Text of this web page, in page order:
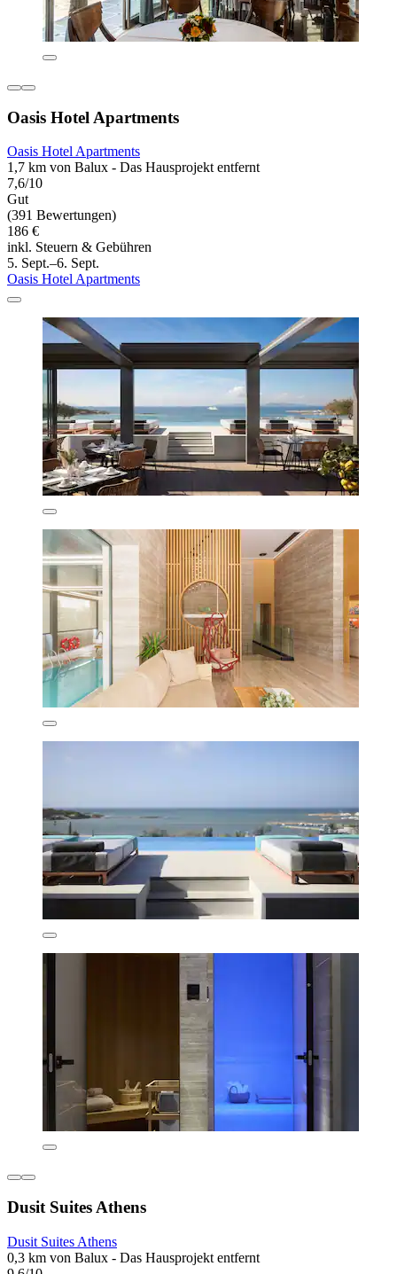
Oasis Hotel Apartments
Oasis Hotel Apartments
1,7 km von Balux - Das Hausprojekt entfernt
7,6/10
Gut
(391 Bewertungen)
186 €
inkl. Steuern & Gebühren
5. Sept.–6. Sept.
Oasis Hotel Apartments
Dusit Suites Athens
Dusit Suites Athens
0,3 km von Balux - Das Hausprojekt entfernt